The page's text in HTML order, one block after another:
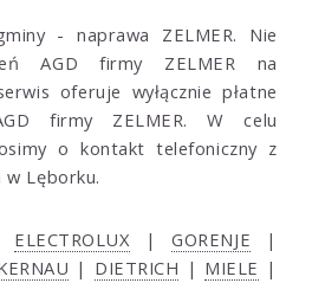
- naprawa ZELMER. Nie
AGD firmy ZELMER na
oferuje wyłącznie płatne
firmy ZELMER. W celu
o kontakt telefoniczny z
w Lęborku.
ELECTROLUX|GORENJE |
| DIETRICH | MIELE |